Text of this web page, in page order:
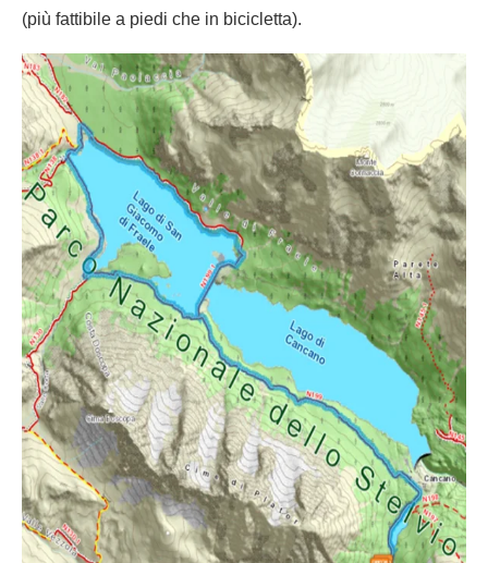
(più fattibile a piedi che in bicicletta).